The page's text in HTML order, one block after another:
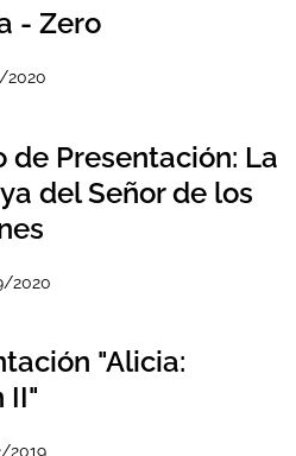
- Zero
2020
de Presentación: La
del Señor de los
2020
"Alicia:
II"
2019